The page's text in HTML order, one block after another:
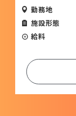
勤務地
施設形態
給料